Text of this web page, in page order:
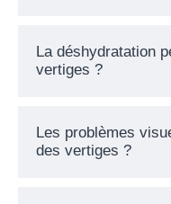
La déshydratation
vertiges ?
Les problèmes
des vertiges ?